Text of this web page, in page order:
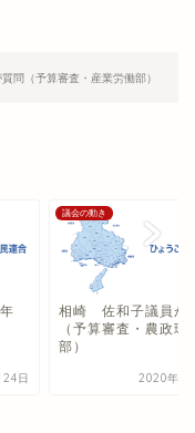
問（予算審査・産業労働部）
日
議会の動き
相崎 佐和子議員が
（予算審査・農政環
部）
2020年3